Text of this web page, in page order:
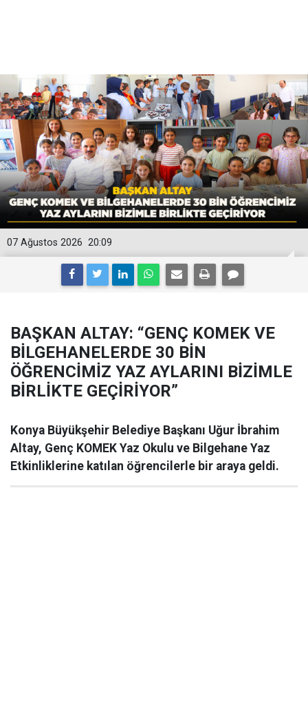
20:09
07 Ağustos 2026
BAŞKAN ALTAY: “GENÇ KOMEK VE
BİLGEHANELERDE 30 BİN
ÖĞRENCİMİZ YAZ AYLARINI BİZİMLE
BİRLİKTE GEÇİRİYOR”
Konya Büyükşehir Belediye Başkanı Uğur İbrahim
Altay, Genç KOMEK Yaz Okulu ve Bilgehane Yaz
Etkinliklerine katılan öğrencilerle bir araya geldi.